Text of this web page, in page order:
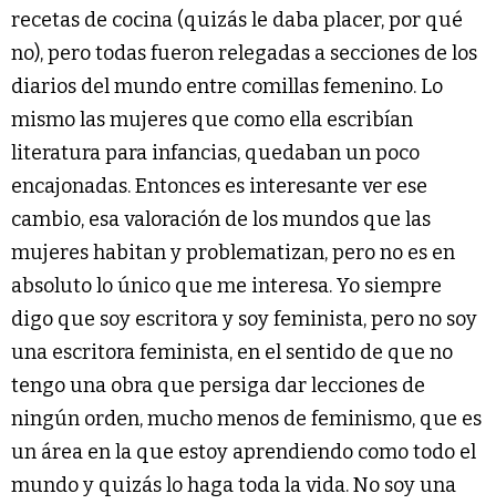
recetas de cocina (quizás le daba placer, por qué
no), pero todas fueron relegadas a secciones de los
diarios del mundo entre comillas femenino. Lo
mismo las mujeres que como ella escribían
literatura para infancias, quedaban un poco
encajonadas. Entonces es interesante ver ese
cambio, esa valoración de los mundos que las
mujeres habitan y problematizan, pero no es en
absoluto lo único que me interesa. Yo siempre
digo que soy escritora y soy feminista, pero no soy
una escritora feminista, en el sentido de que no
tengo una obra que persiga dar lecciones de
ningún orden, mucho menos de feminismo, que es
un área en la que estoy aprendiendo como todo el
mundo y quizás lo haga toda la vida. No soy una